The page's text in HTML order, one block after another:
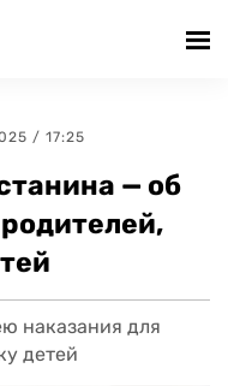
/ 17:25
— об
наказания для
детей